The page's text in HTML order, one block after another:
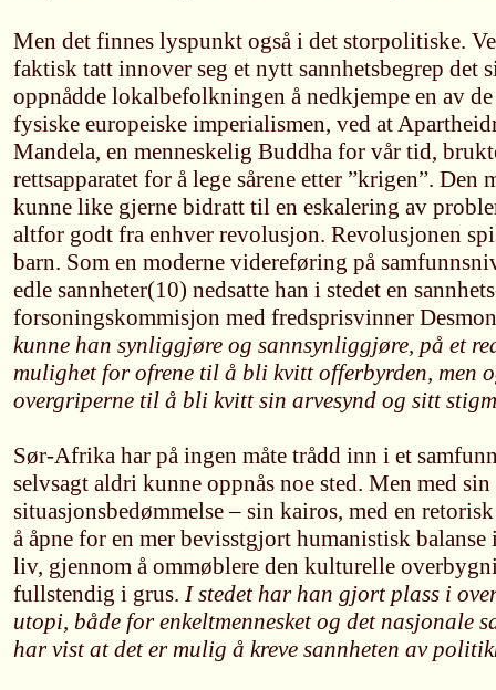
Men det finnes lyspunkt også i det storpolitiske.
faktisk tatt innover seg et nytt sannhetsbegrep det
oppnådde lokalbefolkningen å nedkjempe en av de
fysiske europeiske imperialismen, ved at
Mandela, en menneskelig Buddha for vår tid,
rettsapparatet for å lege sårene etter ”krigen”. Den
kunne like gjerne bidratt til en eskalering av
altfor godt fra enhver revolusjon. Revolusjonen
barn. Som en moderne videreføring på
edle sannheter(10) nedsatte han i stedet en
forsoningskommisjon med fredsprisvinner
kunne han synliggjøre og sannsynliggjøre, på et
mulighet for ofrene til å bli kvitt offerbyrden, men
overgriperne til å bli kvitt sin arvesynd og sitt
Sør-Afrika har på ingen måte trådd inn i et
selvsagt aldri kunne oppnås noe sted. Men med
situasjonsbedømmelse – sin kairos, med en
å åpne for en mer bevisstgjort humanistisk balanse
liv, gjennom å ommøblere den kulturelle
fullstendig i grus. I stedet har han gjort plass i
utopi, både for enkeltmennesket og det nasjonale
har vist at det er mulig å kreve sannheten av